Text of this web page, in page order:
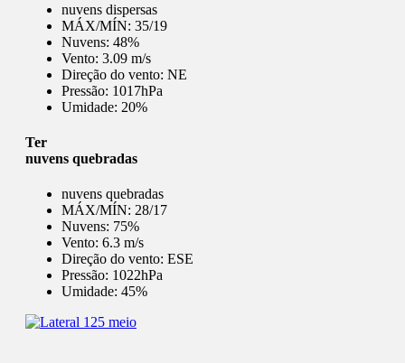
nuvens dispersas
MÁX/MÍN: 35/19
Nuvens: 48%
Vento: 3.09 m/s
Direção do vento: NE
Pressão: 1017hPa
Umidade: 20%
Ter
nuvens quebradas
nuvens quebradas
MÁX/MÍN: 28/17
Nuvens: 75%
Vento: 6.3 m/s
Direção do vento: ESE
Pressão: 1022hPa
Umidade: 45%